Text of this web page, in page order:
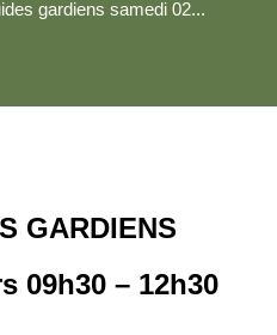
gardiens samedi 02...
GARDIENS
09h30 – 12h30